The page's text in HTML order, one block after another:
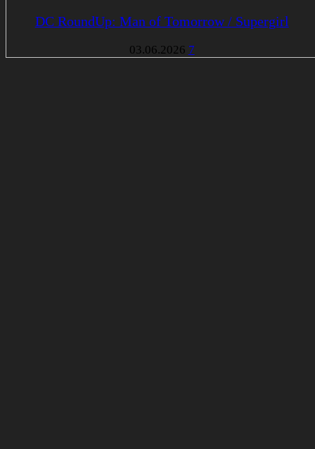
DC RoundUp: Man of Tomorrow / Supergirl
03.06.2026 7